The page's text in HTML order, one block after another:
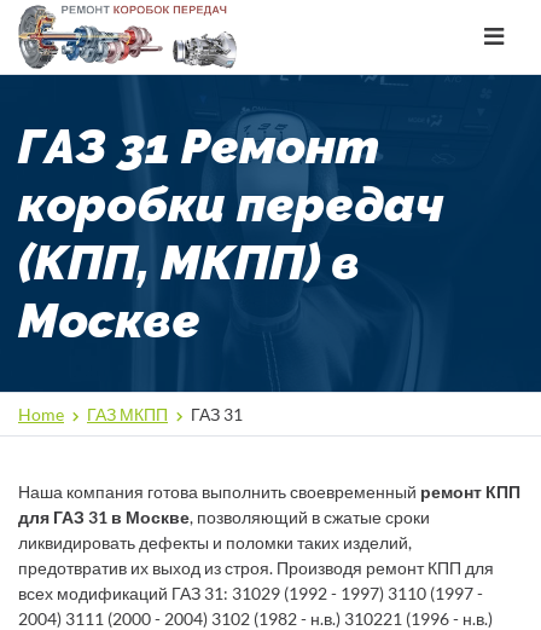
Toggle
ГАЗ 31 Ремонт
коробки передач
(КПП, МКПП) в
Москве
Home ГАЗ МКПП ГАЗ 31
Наша компания готова выполнить своевременный ремонт КПП
для ГАЗ 31 в Москве, позволяющий в сжатые сроки
ликвидировать дефекты и поломки таких изделий,
предотвратив их выход из строя. Производя ремонт КПП для
всех модификаций ГАЗ 31: 31029 (1992 - 1997) 3110 (1997 -
2004) 3111 (2000 - 2004) 3102 (1982 - н.в.) 310221 (1996 - н.в.)